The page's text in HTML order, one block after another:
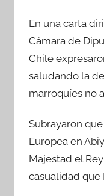
En una carta
Cámara de
Chile
saludando la
marroquíes no
Subrayaron
Europea en
Majestad el
casualidad que